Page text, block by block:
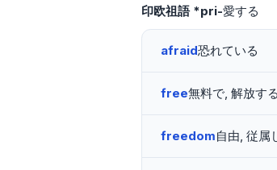
印欧祖語 *pri-愛する
afraid恐れている
free無料で, 解放する
freedom自由, 従属